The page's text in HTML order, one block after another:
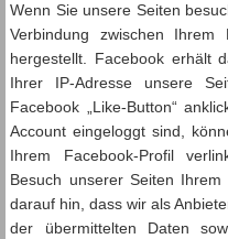
Wenn Sie unsere Seiten
Verbindung zwischen Ihrem
hergestellt. Facebook erhält
Ihrer IP-Adresse unsere
Facebook „Like-Button“
Account eingeloggt sind,
Ihrem Facebook-Profil
Besuch unserer Seiten
darauf hin, dass wir als
der übermittelten Daten